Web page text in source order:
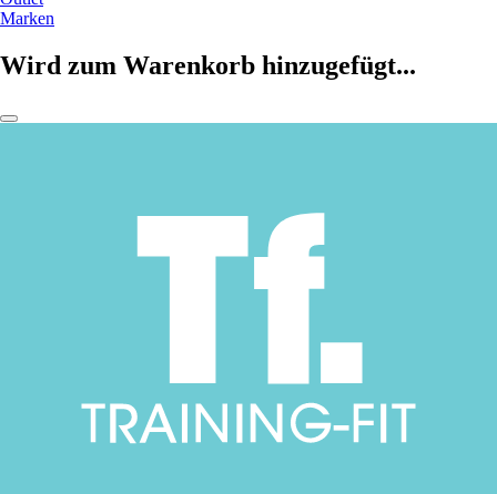
Marken
Wird zum Warenkorb hinzugefügt...